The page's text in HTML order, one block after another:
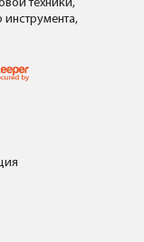
техники,